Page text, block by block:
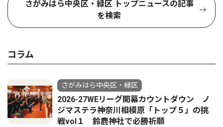
さがみはら中央区・緑区 トップニュースの記事
を検索
コラム
さがみはら中央区・緑区
2026-27WEリーグ開幕カウントダウン ノ
ジマステラ神奈川相模原「トップ５」の挑
戦vol１ 鈴鹿神社で必勝祈願